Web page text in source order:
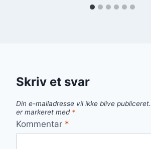
Skriv et svar
Din e-mailadresse vil ikke blive publiceret.
er markeret med *
Kommentar *